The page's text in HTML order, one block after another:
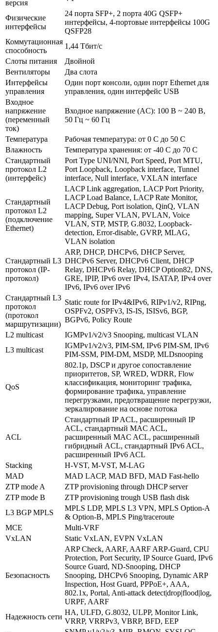
версия
Физические
интерфейсы
24 порта SFP+, 2 порта 40G QSFP+
интерфейсы, 4-портовые интерфейсы 100G
QSFP28
Коммутационная
способность
1,44 Тбит/с
Слоты питания
Двойной
Вентиляторы
Два слота
Интерфейсы
управления
Один порт консоли, один порт Ethernet для
управления, один интерфейс USB
Входное
напряжение
(переменный
ток)
Входное напряжение (AC): 100 В ~ 240 В,
50 Гц ~ 60 Гц
Температура
Рабочая температура: от 0 C до 50 C
Влажность
Температура хранения: от -40 C до 70 C
Стандартный
протокол L2
(интерфейс)
Port Type UNI/NNI, Port Speed, Port MTU,
Port Loopback, Loopback interface, Tunnel
interface, Null interface, VXLAN interface
Стандартный
протокол L2
(подключение
Ethernet)
LACP Link aggregation, LACP Port Priority,
LACP Load Balance, LACP Rate Monitor,
LACP Debug, Port isolation, QinQ, VLAN
mapping, Super VLAN, PVLAN, Voice
VLAN, STP, MSTP, G.8032, Loopback-
detection, Error-disable, GVRP, MLAG,
VLAN isolation
Стандартный L3
протокол (IP-
протокол)
ARP, DHCP, DHCPv6, DHCP Server,
DHCPv6 Server, DHCPv6 Client, DHCP
Relay, DHCPv6 Relay, DHCP Option82, DNS,
GRE, IPIP, IPv6 over IPv4, ISATAP, IPv4 over
IPv6, IPv6 over IPv6
Стандартный L3
протокол
(протокол
маршрутизации)
Static route for IPv4&IPv6, RIPv1/v2, RIPng,
OSPFv2, OSPFv3, IS-IS, ISISv6, BGP,
BGPv6, Policy Route
L2 multicast
IGMPv1/v2/v3 Snooping, multicast VLAN
L3 multicast
IGMPv1/v2/v3, PIM-SM, IPv6 PIM-SM, IPv6
PIM-SSM, PIM-DM, MSDP, MLDsnooping
QoS
802.1p, DSCP и другое сопоставление
приоритетов, SP, WRED, WDRR, Flow
классификация, мониторинг трафика,
формирование трафика, управление
перегрузками, предотвращение перегрузки,
зеркалирование на основе потока
ACL
Стандартный IP ACL, расширенный IP
ACL, стандартный MAC ACL,
расширенный MAC ACL, расширенный
гибридный ACL, стандартный IPv6 ACL,
расширенный IPv6 ACL
Stacking
H-VST, M-VST, M-LAG
MAD
MAD LACP, MAD BFD, MAD Fast-hello
ZTP mode A
ZTP provisioning through DHCP server
ZTP mode B
ZTP provisioning trough USB flash disk
L3 BGP MPLS
MPLS LDP, MPLS L3 VPN, MPLS Option-A
& Option-B, MPLS Ping/traceroute
MCE
Multi-VRF
VxLAN
Static VxLAN, EVPN VxLAN
Безопасность
ARP Check, AARF, AARF ARP-Guard, CPU
Protection, Port Security, IP Source Guard, IPv6
Source Guard, ND-Snooping, DHCP
Snooping, DHCPv6 Snooping, Dynamic ARP
Inspection, Host Guard, PPPoE+, AAA,
802.1x, Portal, Anti-attack detect|drop|flood|log,
URPF, AARF
Надежность сети
HA, ULFD, G.8032, ULPP, Monitor Link,
VRRP, VRRPv3, VBRP, BFD, EEP